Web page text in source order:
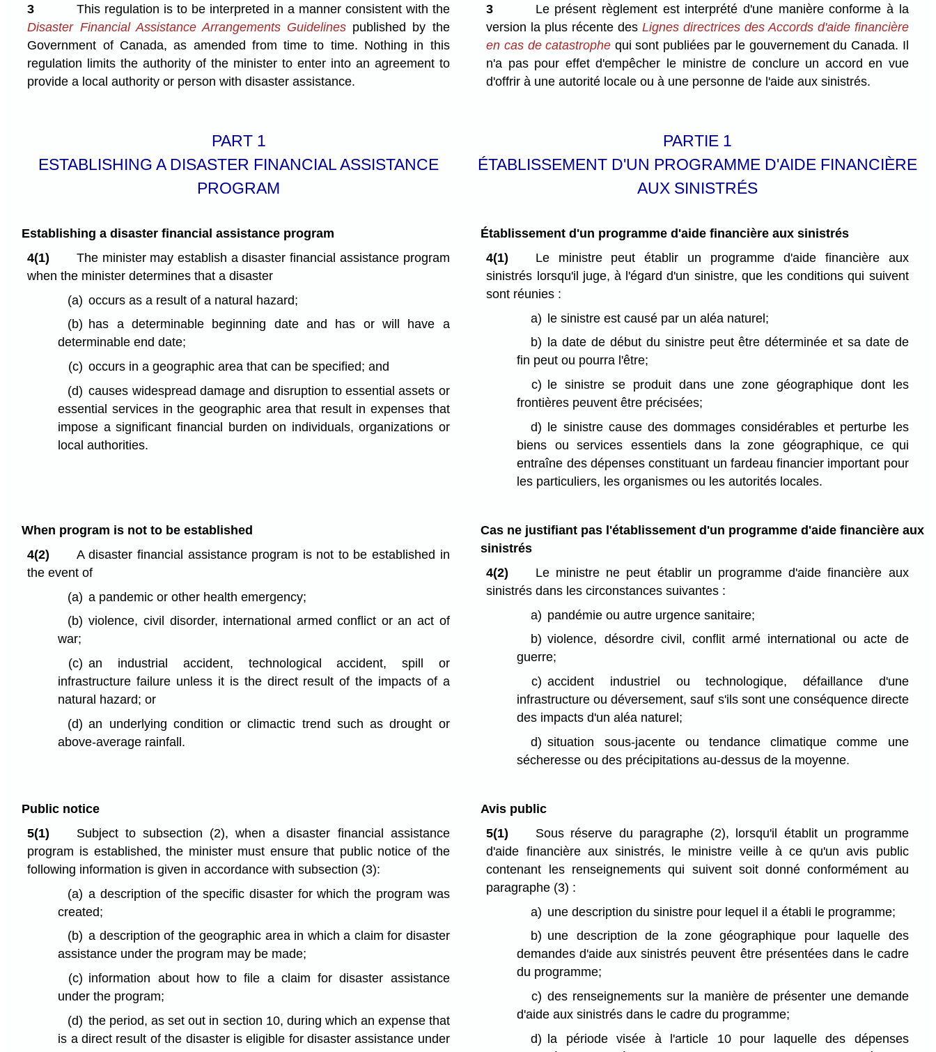
3
This regulation is to be interpreted in a manner consistent with the
Disaster Financial Assistance Arrangements Guidelines published by the
Government of Canada, as amended from time to time. Nothing in this
regulation limits the authority of the minister to enter into an agreement to
provide a local authority or person with disaster assistance.
3
Le présent règlement est interprété d'une manière conforme à la
version la plus récente des Lignes directrices des Accords d'aide financière
en cas de catastrophe qui sont publiées par le gouvernement du Canada. Il
n'a pas pour effet d'empêcher le ministre de conclure un accord en vue
d'offrir à une autorité locale ou à une personne de l'aide aux sinistrés.
PART 1
ESTABLISHING A DISASTER FINANCIAL ASSISTANCE
PROGRAM
PARTIE 1
ÉTABLISSEMENT D'UN PROGRAMME D'AIDE FINANCIÈRE
AUX SINISTRÉS
Establishing a disaster financial assistance program
4(1)
The minister may establish a disaster financial assistance program
when the minister determines that a disaster
(a) occurs as a result of a natural hazard;
(b) has a determinable beginning date and has or will have a
determinable end date;
(c) occurs in a geographic area that can be specified; and
(d) causes widespread damage and disruption to essential assets or
essential services in the geographic area that result in expenses that
impose a significant financial burden on individuals, organizations or
local authorities.
Établissement d'un programme d'aide financière aux sinistrés
4(1)
Le ministre peut établir un programme d'aide financière aux
sinistrés lorsqu'il juge, à l'égard d'un sinistre, que les conditions qui suivent
sont réunies :
a) le sinistre est causé par un aléa naturel;
b)
la date de début du sinistre peut être déterminée et sa date de
fin peut ou pourra l'être;
c)
le sinistre se produit dans une zone géographique dont les
frontières peuvent être précisées;
d) le sinistre cause des dommages considérables et perturbe les
biens ou services essentiels dans la zone géographique, ce qui
entraîne des dépenses constituant un fardeau financier important pour
les particuliers, les organismes ou les autorités locales.
When program is not to be established
4(2)
A disaster financial assistance program is not to be established in
the event of
(a) a pandemic or other health emergency;
(b) violence, civil disorder, international armed conflict or an act of
war;
(c) an industrial accident, technological accident, spill or
infrastructure failure unless it is the direct result of the impacts of a
natural hazard; or
(d) an underlying condition or climactic trend such as drought or
above-average rainfall.
Cas ne justifiant pas l'établissement d'un programme d'aide financière aux
sinistrés
4(2)
Le ministre ne peut établir un programme d'aide financière aux
sinistrés dans les circonstances suivantes :
a) pandémie ou autre urgence sanitaire;
b) violence, désordre civil, conflit armé international ou acte de
guerre;
c) accident industriel ou technologique, défaillance d'une
infrastructure ou déversement, sauf s'ils sont une conséquence directe
des impacts d'un aléa naturel;
d) situation sous-jacente ou tendance climatique comme une
sécheresse ou des précipitations au-dessus de la moyenne.
Public notice
5(1)
Subject to subsection (2), when a disaster financial assistance
program is established, the minister must ensure that public notice of the
following information is given in accordance with subsection (3):
(a) a description of the specific disaster for which the program was
created;
(b) a description of the geographic area in which a claim for disaster
assistance under the program may be made;
(c) information about how to file a claim for disaster assistance
under the program;
(d) the period, as set out in section 10, during which an expense that
is a direct result of the disaster is eligible for disaster assistance under
Avis public
5(1)
Sous réserve du paragraphe (2), lorsqu'il établit un programme
d'aide financière aux sinistrés, le ministre veille à ce qu'un avis public
contenant les renseignements qui suivent soit donné conformément au
paragraphe (3) :
a) une description du sinistre pour lequel il a établi le programme;
b) une description de la zone géographique pour laquelle des
demandes d'aide aux sinistrés peuvent être présentées dans le cadre
du programme;
c) des renseignements sur la manière de présenter une demande
d'aide aux sinistrés dans le cadre du programme;
d) la période visée à l'article 10 pour laquelle des dépenses